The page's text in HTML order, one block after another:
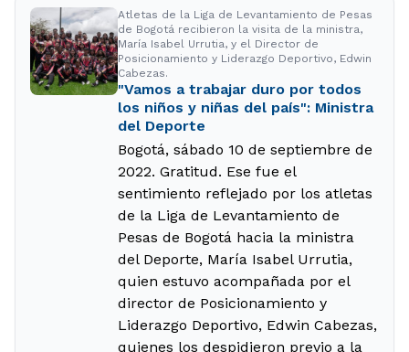
Atletas de la Liga de Levantamiento de Pesas
de Bogotá recibieron la visita de la ministra,
María Isabel Urrutia, y el Director de
Posicionamiento y Liderazgo Deportivo, Edwin
Cabezas.
"Vamos a trabajar duro por todos
los niños y niñas del país": Ministra
del Deporte
Bogotá, sábado 10 de septiembre de
2022. Gratitud. Ese fue el
sentimiento reflejado por los atletas
de la Liga de Levantamiento de
Pesas de Bogotá hacia la ministra
del Deporte, María Isabel Urrutia,
quien estuvo acompañada por el
director de Posicionamiento y
Liderazgo Deportivo, Edwin Cabezas,
quienes los despidieron previo a la